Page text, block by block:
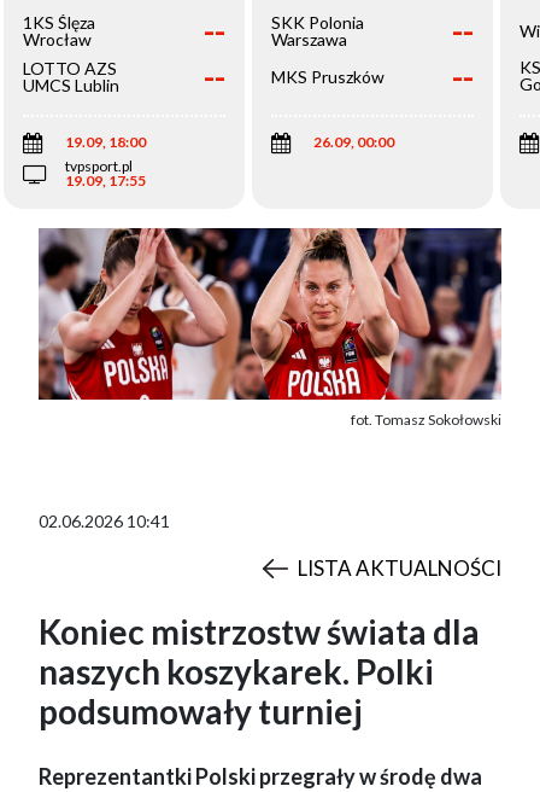
1KS Ślęza
Wrocław
--
LOTTO AZS
UMCS Lublin
--
19.09, 18:00
tvpsport.pl
19.09, 17:55
SKK Polonia
Warszawa
--
MKS Pruszków --
26.09, 00:00
fot. Tomasz Sokołowski
02.06.2026 10:41
LISTA AKTUALNOŚCI
Koniec mistrzostw świata dla
naszych koszykarek. Polki
podsumowały turniej
Reprezentantki Polski przegrały w środę dwa